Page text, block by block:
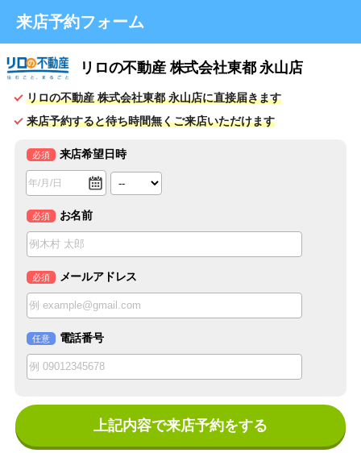
来店予約フォーム
リロの不動産 株式会社東都 永山店
リロの不動産 株式会社東都 永山店に直接届きます
来店予約すると待ち時間無くご来店いただけます
必須 来店希望日時
必須 お名前
必須 メールアドレス
任意 電話番号
上記内容で来店予約をする